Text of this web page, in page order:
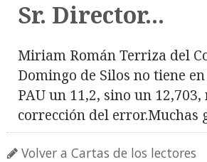
Sr. Director...
Miriam Román Terriza del
Domingo de Silos no tiene
PAU un 11,2, sino un 12,703,
corrección del error.Muchas
Volver a Cartas de los lectores